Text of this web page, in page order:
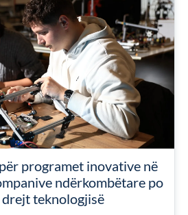
programet inovative në
ndërkombëtare po
teknologjisë